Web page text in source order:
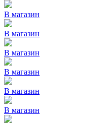
В магазин
В магазин
В магазин
В магазин
В магазин
В магазин